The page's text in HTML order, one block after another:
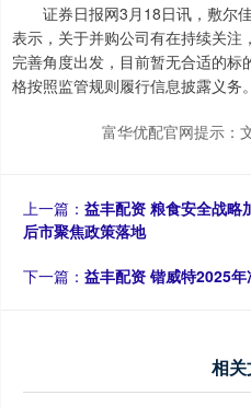
证券日报网3月18日讯，敷尔
表示，关于并购公司有在持续关注
完善角度出发，目前暂无合适的
格按照监管规则履行信息披露义务。
富华优配官网提示：
上一篇： 益丰配资 粮食安全战略
后市聚焦政策落地
下一篇： 益丰配资 锴威特2025
相